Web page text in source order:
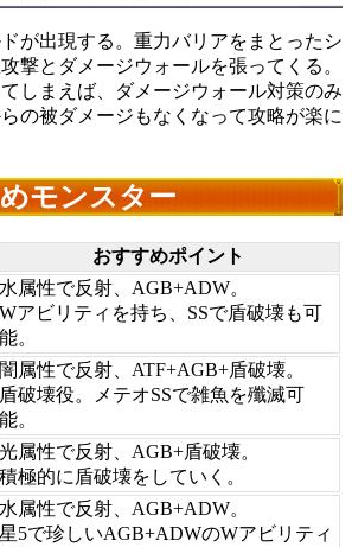
が出現する。重力バリアをまとったシ
撃とダメージウォールを張ってくる。
しまえば、ダメージウォール対策のみ
の被ダメージもなくなって攻略が楽に
モンスター
おすすめポイント
水属性で反射、AGB+ADW。
Wアビリティを持ち、SSで盾破壊も可
能。
闇属性で反射、ATF+AGB+盾破壊。
盾破壊役。メテオSSで雑魚を殲滅可
能。
光属性で反射、AGB+盾破壊。
積極的に盾破壊をしていく。
水属性で反射、AGB+ADW。
星5で珍しいAGB+ADWのWアビリティ